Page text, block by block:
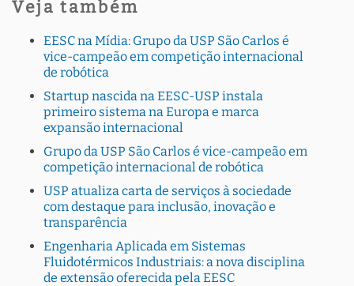
Veja também
EESC na Mídia: Grupo da USP São Carlos é
vice-campeão em competição internacional
de robótica
Startup nascida na EESC-USP instala
primeiro sistema na Europa e marca
expansão internacional
Grupo da USP São Carlos é vice-campeão em
competição internacional de robótica
USP atualiza carta de serviços à sociedade
com destaque para inclusão, inovação e
transparência
Engenharia Aplicada em Sistemas
Fluidotérmicos Industriais: a nova disciplina
de extensão oferecida pela EESC